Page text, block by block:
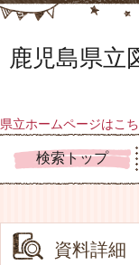
鹿児島県立
県立ホームページはこ
検索トップ
資料詳細